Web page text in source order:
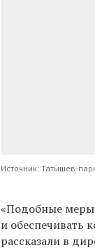
Источник: Татышев-
«Подобные меры
и обеспечивать
рассказали в